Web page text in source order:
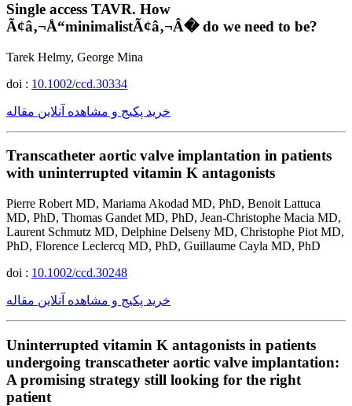
Single access TAVR. How
Ã¢â‚¬Å“minimalistÃ¢â‚¬Â� do we need to be?
Tarek Helmy, George Mina
doi : 10.1002/ccd.30334
خرید پکیج و مشاهده آنلاین مقاله
Transcatheter aortic valve implantation in patients
with uninterrupted vitamin K antagonists
Pierre Robert MD, Mariama Akodad MD, PhD, Benoit Lattuca
MD, PhD, Thomas Gandet MD, PhD, Jean-Christophe Macia MD,
Laurent Schmutz MD, Delphine Delseny MD, Christophe Piot MD,
PhD, Florence Leclercq MD, PhD, Guillaume Cayla MD, PhD
doi : 10.1002/ccd.30248
خرید پکیج و مشاهده آنلاین مقاله
Uninterrupted vitamin K antagonists in patients
undergoing transcatheter aortic valve implantation:
A promising strategy still looking for the right
patient